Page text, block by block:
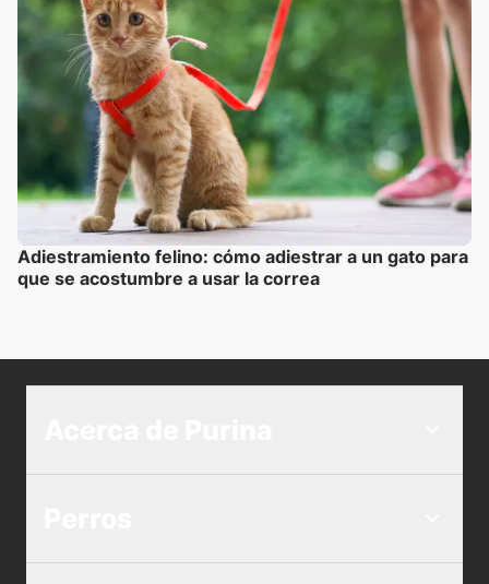
Adiestramiento felino: cómo adiestrar a un gato para
que se acostumbre a usar la correa